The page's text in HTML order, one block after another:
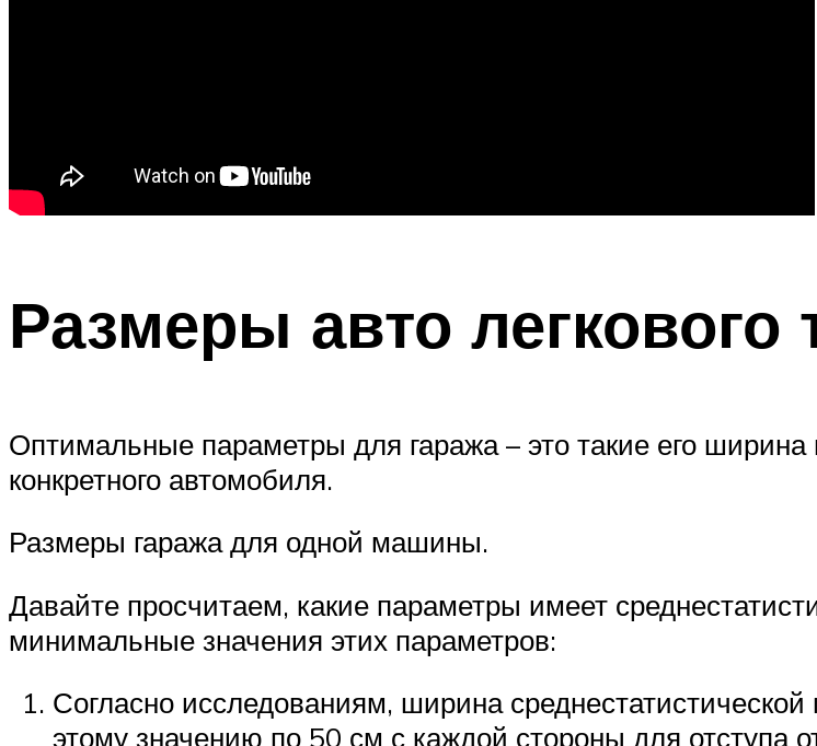
Размеры авто легкового
Оптимальные параметры для гаража – это такие его
конкретного автомобиля.
Размеры гаража для одной машины.
Давайте просчитаем, какие параметры имеет
минимальные значения этих параметров:
Согласно исследованиям, ширина
этому значению по 50 см с каждой стороны для отступа